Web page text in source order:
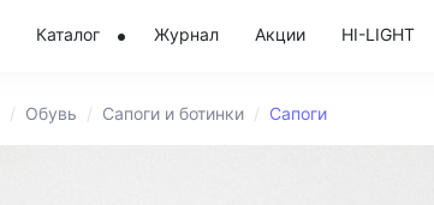
Каталог Журнал Акции HI-LIGHT
Обувь Сапоги и ботинки Сапоги